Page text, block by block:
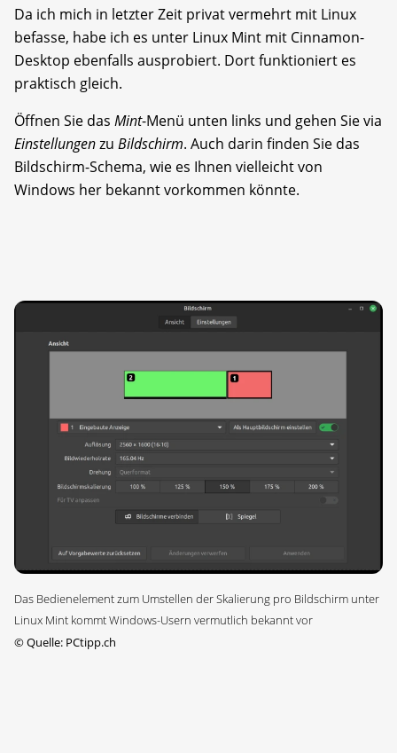
Da ich mich in letzter Zeit privat vermehrt mit Linux
befasse, habe ich es unter Linux Mint mit Cinnamon-
Desktop ebenfalls ausprobiert. Dort funktioniert es
praktisch gleich.
Öffnen Sie das Mint-Menü unten links und gehen Sie via
Einstellungenzu Bildschirm. Auch darin finden Sie das
Bildschirm-Schema, wie es Ihnen vielleicht von
Windows her bekannt vorkommen könnte.
Das Bedienelement zum Umstellen der Skalierung pro Bildschirm unter
Linux Mint kommt Windows-Usern vermutlich bekannt vor
©Quelle: PCtipp.ch